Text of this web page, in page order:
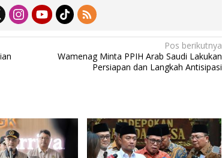
Pos berikutnya
Wamenag Minta PPIH Arab Saudi Lakukan
Persiapan dan Langkah Antisipasi